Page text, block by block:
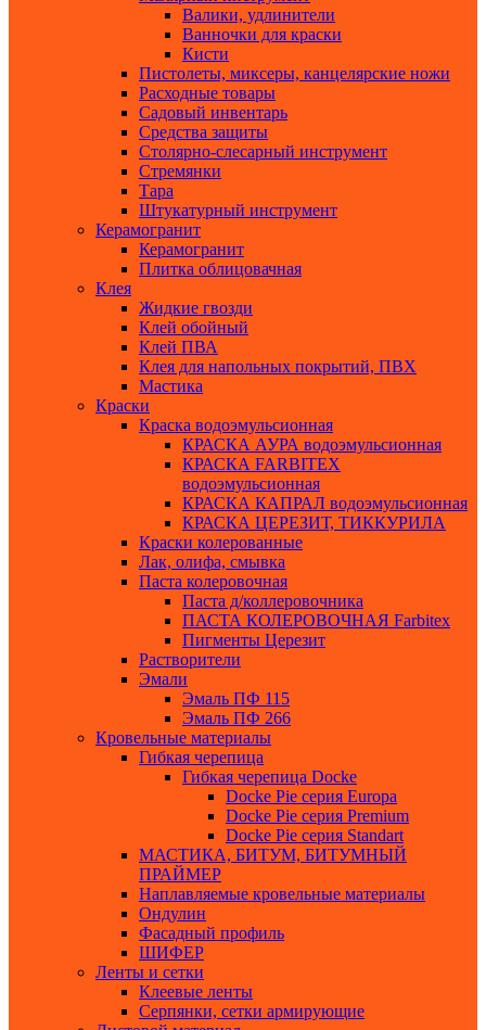
Валики, удлинители
Ванночки для краски
Кисти
Пистолеты, миксеры, канцелярские ножи
Расходные товары
Садовый инвентарь
Средства защиты
Столярно-слесарный инструмент
Стремянки
Тара
Штукатурный инструмент
Керамогранит
Керамогранит
Плитка облицовачная
Клея
Жидкие гвозди
Клей обойный
Клей ПВА
Клея для напольных покрытий, ПВХ
Мастика
Краски
Краска водоэмульсионная
КРАСКА АУРА водоэмульсионная
КРАСКА FARBITEX
водоэмульсионная
КРАСКА КАПРАЛ водоэмульсионная
КРАСКА ЦЕРЕЗИТ, ТИККУРИЛА
Краски колерованные
Лак, олифа, смывка
Паста колеровочная
Паста д/коллеровочника
ПАСТА КОЛЕРОВОЧНАЯ Farbitex
Пигменты Церезит
Растворители
Эмали
Эмаль ПФ 115
Эмаль ПФ 266
Кровельные материалы
Гибкая черепица
Гибкая черепица Docke
Docke Pie серия Europa
Docke Pie серия Premium
Docke Pie серия Standart
МАСТИКА, БИТУМ, БИТУМНЫЙ
ПРАЙМЕР
Наплавляемые кровельные материалы
Ондулин
Фасадный профиль
ШИФЕР
Ленты и сетки
Клеевые ленты
Серпянки, сетки армирующие